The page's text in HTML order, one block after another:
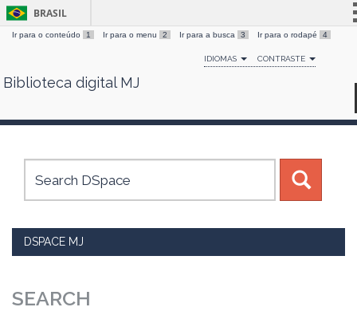
Skip
BRASIL
Simplifique!
Comunica BR
Canais
Ir para o conteúdo 1 Ir para o menu 2 Ir para a busca 3 Ir para o rodapé 4
IDIOMAS CONTRASTE
Biblioteca digital MJ
DSPACE MJ
SEARCH